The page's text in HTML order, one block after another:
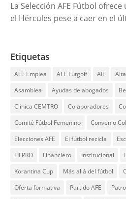
La Selección AFE Fútbol
el Hércules pese a caer en el
Etiquetas
AFE Emplea AFE Futgolf AIF
Asamblea
Ayudas de abogados
Clínica CEMTRO
Colaboradores
Comité Fútbol Femenino
Convenio
Elecciones AFE
El fútbol recicla
FIFPRO
Financiero Institucional
Korantina Cup
Más allá del fútbol
Oferta formativa
Partido AFE